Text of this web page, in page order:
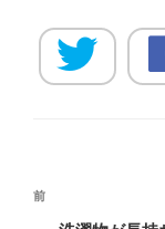
投
過
前